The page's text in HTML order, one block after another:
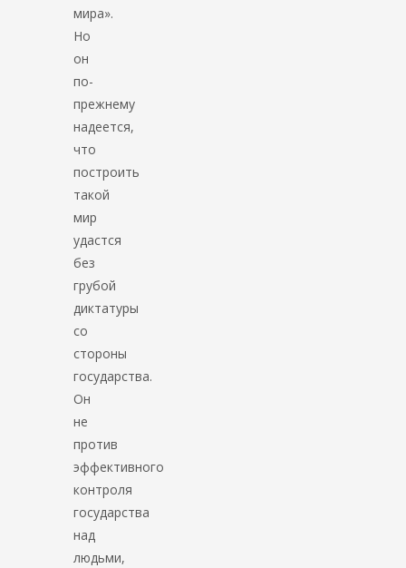
мира».
Но
он
по-
прежнему
надеется,
что
построить
такой
мир
удастся
без
грубой
диктатуры
со
стороны
государства.
Он
не
против
эффективного
контроля
государства
над
людьми,